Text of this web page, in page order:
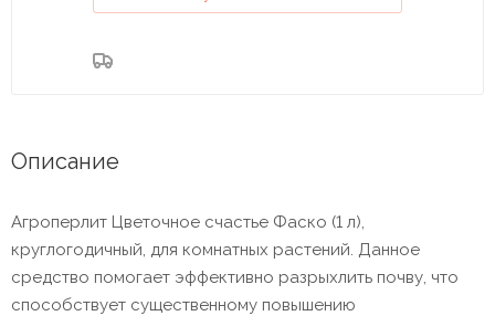
Описание
Агроперлит Цветочное счастье Фаско (1 л),
круглогодичный, для комнатных растений. Данное
средство помогает эффективно разрыхлить почву, что
способствует существенному повышению